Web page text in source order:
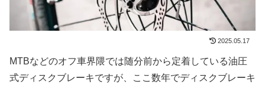
2025.05.17
MTBなどのオフ車界隈では随分前から定着している油圧
式ディスクブレーキですが、ここ数年でディスクブレーキ